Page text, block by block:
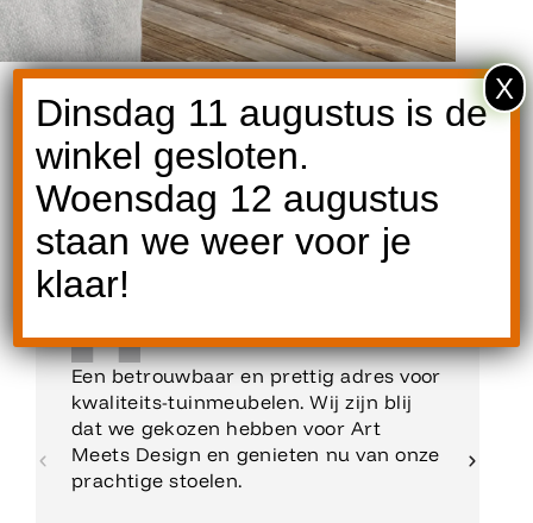
Reviews
Een betrouwbaar en prettig adres voor
kwaliteits-tuinmeubelen. Wij zijn blij
dat we gekozen hebben voor Art
Meets Design en genieten nu van onze
prachtige stoelen.
Dinsdag 11 augustus is de
winkel gesloten.
Woensdag 12 augustus
staan we weer voor je
klaar!
X